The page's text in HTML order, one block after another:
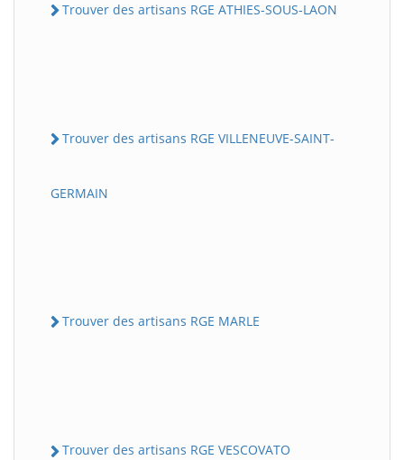
Trouver des artisans RGE ATHIES-SOUS-LAON
Trouver des artisans RGE VILLENEUVE-SAINT-
GERMAIN
Trouver des artisans RGE MARLE
Trouver des artisans RGE VESCOVATO